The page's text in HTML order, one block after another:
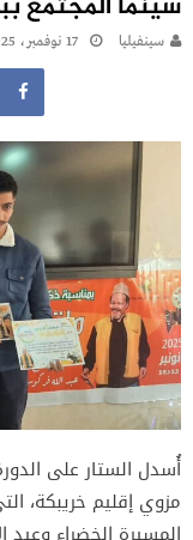
سينفيليا 17 نوفمبر، 2025
أُسدل الستار على
مزوي إقليم خريبكة،